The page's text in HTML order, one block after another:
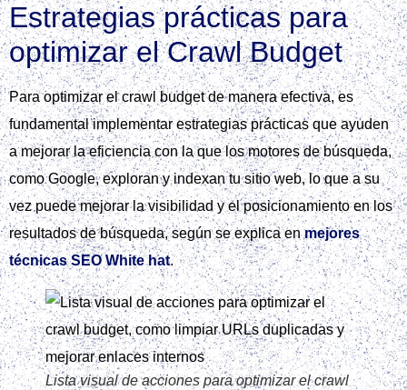
Estrategias prácticas para
optimizar el Crawl Budget
Para optimizar el crawl budget de manera efectiva, es
fundamental implementar estrategias prácticas que ayuden
a mejorar la eficiencia con la que los motores de búsqueda,
como Google, exploran y indexan tu sitio web, lo que a su
vez puede mejorar la visibilidad y el posicionamiento en los
resultados de búsqueda, según se explica enmejores
técnicas SEO White hat.
Lista visual de acciones para optimizar el crawl